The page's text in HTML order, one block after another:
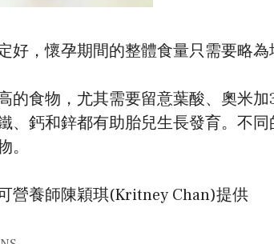
好，懷孕期間的整體食量只需要略
的食物，尤其需要留意葉酸、奧米
、鈣和鋅都有助胎兒生長發育。不
營養師陳穎琪(Kritney Chan)提供